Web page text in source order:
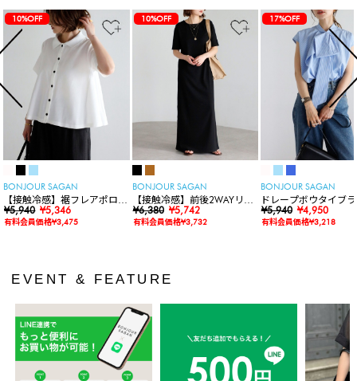
10%OFF
BONJOUR SAGAN
【接触冷感】裾フレアポロシ
ャツ
¥5,940 ¥5,346
有料会員価格¥3,475
10%OFF
BONJOUR SAGAN
【接触冷感】前後2WAYリブ
カットワンピース
¥6,380 ¥5,742
有料会員価格¥3,732
17%OFF
BONJOUR SAGAN
ドレープボウタイブ
ス
¥5,940 ¥4,950
有料会員価格¥3,218
EVENT & FEATURE